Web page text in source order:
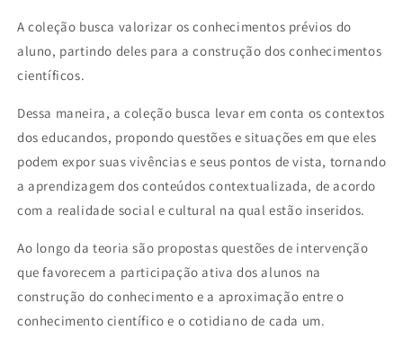
A coleção busca valorizar os conhecimentos prévios do
aluno, partindo deles para a construção dos conhecimentos
científicos.
Dessa maneira, a coleção busca levar em conta os contextos
dos educandos, propondo questões e situações em que eles
podem expor suas vivências e seus pontos de vista, tornando
a aprendizagem dos conteúdos contextualizada, de acordo
com a realidade social e cultural na qual estão inseridos.
Ao longo da teoria são propostas questões de intervenção
que favorecem a participação ativa dos alunos na
construção do conhecimento e a aproximação entre o
conhecimento científico e o cotidiano de cada um.